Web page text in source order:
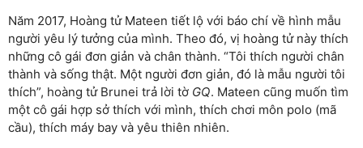
Năm 2017, Hoàng tử Mateen tiết lộ với báo chí về hình mẫu
người yêu lý tưởng của mình. Theo đó, vị hoàng tử này thích
những cô gái đơn giản và chân thành. “Tôi thích người chân
thành và sống thật. Một người đơn giản, đó là mẫu người tôi
thích”, hoàng tử Brunei trả lời tờ GQ. Mateen cũng muốn tìm
một cô gái hợp sở thích với mình, thích chơi môn polo (mã
cầu), thích máy bay và yêu thiên nhiên.